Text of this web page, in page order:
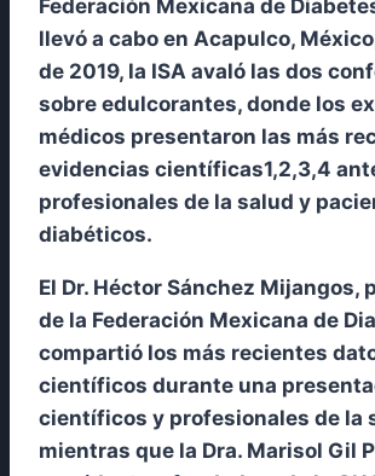
Federación Mexicana de
llevó a cabo en Acapulco,
de 2019, la ISA avaló las dos
sobre edulcorantes, donde los
médicos presentaron las más
evidencias científicas1,2,3,4
profesionales de la salud y
diabéticos.
El Dr. Héctor Sánchez Mijangos,
de la Federación Mexicana de
compartió los más recientes
científicos durante una
científicos y profesionales de la
mientras que la Dra. Marisol Gil